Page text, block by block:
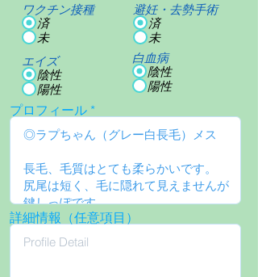
ワクチン接種
済
未
エイズ
陰性
陽性
避妊・去勢手術
済
未
白血病
陰性
陽性
プロフィール
詳細情報（任意項目）